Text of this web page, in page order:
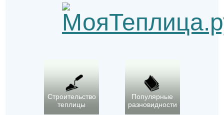
Строительство
теплицы
Популярные
разновидности